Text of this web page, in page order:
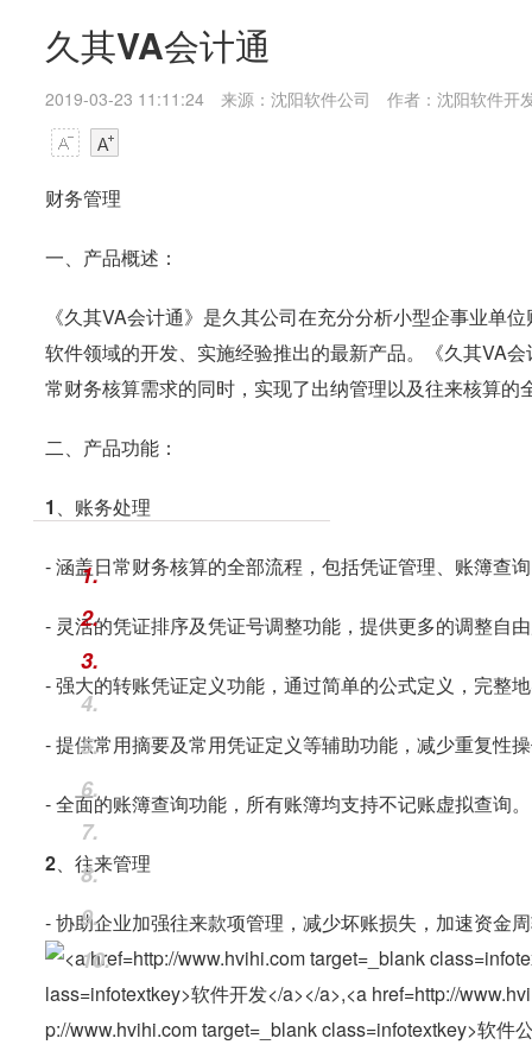
久其VA会计通
2019-03-23 11:11:24 来源：沈阳软件公司 作者：沈阳软件开
财务管理
一、产品概述：
《久其VA会计通》是久其公司在充分分析小型企事业单
软件领域的开发、实施经验推出的最新产品。《久其VA
常财务核算需求的同时，实现了出纳管理以及往来核算的
二、产品功能：
1、账务处理
- 涵盖日常财务核算的全部流程，包括凭证管理、账簿查
- 灵活的凭证排序及凭证号调整功能，提供更多的调整自
- 强大的转账凭证定义功能，通过简单的公式定义，完整
- 提供常用摘要及常用凭证定义等辅助功能，减少重复性
- 全面的账簿查询功能，所有账簿均支持不记账虚拟查询。
2、往来管理
- 协助企业加强往来款项管理，减少坏账损失，加速资金
1.
2.
3.
4.
5.
6.
7.
8.
9.
10.